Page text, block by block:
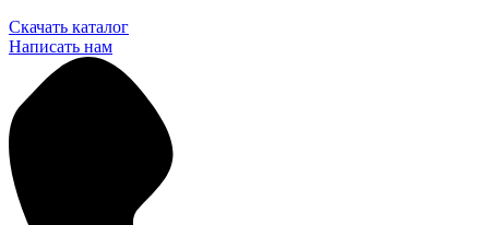
Скачать каталог
Написать нам